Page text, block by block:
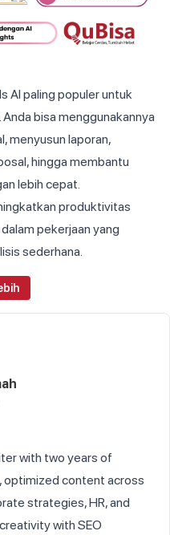
AI paling populer untuk
bisa menggunakannya
menyusun laporan,
hingga membantu
lebih cepat.
produktivitas
pekerjaan yang
sederhana.
with two years of
optimized content across
strategies, HR, and
with SEO